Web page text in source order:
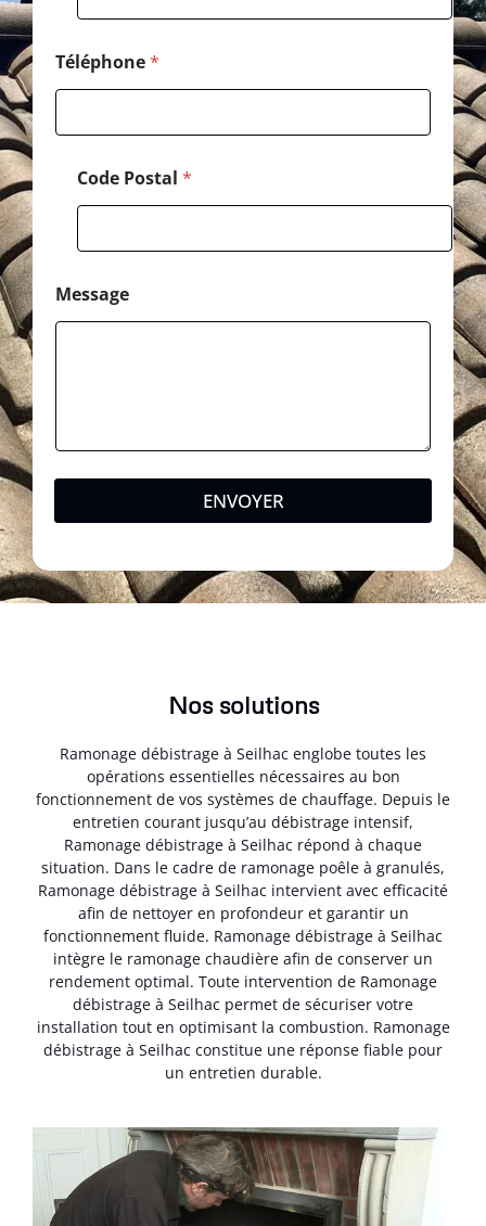
o
n
e
E
-
m
a
i
l
Téléphone*
Code Postal *
Message
ENVOYER
Nos solutions
Ramonage débistrage à Seilhac englobe toutes les
opérations essentielles nécessaires au bon
fonctionnement de vos systèmes de chauffage. Depuis le
entretien courant jusqu’au débistrage intensif,
Ramonage débistrage à Seilhac répond à chaque
situation. Dans le cadre de ramonage poêle à granulés,
Ramonage débistrage à Seilhac intervient avec efficacité
afin de nettoyer en profondeur et garantir un
fonctionnement fluide. Ramonage débistrage à Seilhac
intègre le ramonage chaudière afin de conserver un
rendement optimal. Toute intervention de Ramonage
débistrage à Seilhac permet de sécuriser votre
installation tout en optimisant la combustion. Ramonage
débistrage à Seilhac constitue une réponse fiable pour
un entretien durable.